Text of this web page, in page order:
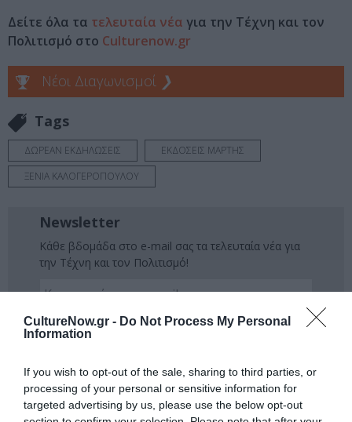
CultureNow.gr - Do Not Process My Personal
Information
If you wish to opt-out of the sale, sharing to third parties, or
processing of your personal or sensitive information for
targeted advertising by us, please use the below opt-out
Δείτε όλα τα τελευταία νέα για την Τέχνη και τον
Πολιτισμό στο Culturenow.gr
Νέοι Διαγωνισμοί ❯
Tags
ΔΩΡΕΑΝ ΕΚΔΗΛΩΣΕΙΣ
ΕΚΔΟΣΕΙΣ ΜΑΡΤΗΣ
ΞΕΝΙΑ ΚΑΛΟΓΕΡΟΠΟΥΛΟΥ
Newsletter
Κάθε βδομάδα στο e-mail σας τα τελευταία νέα για
την Τέχνη και τον Πολιτισμό!